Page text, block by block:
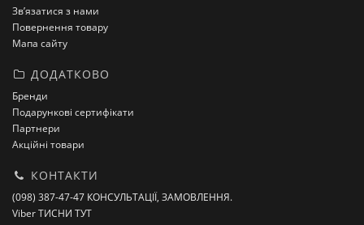
Зв’язатися з нами
Повернення товару
Мапа сайту
ДОДАТКОВО
Бренди
Подарункові сертифікати
Партнери
Акційні товари
КОНТАКТИ
(098) 387-47-47 КОНСУЛЬТАЦІЇ, ЗАМОВЛЕННЯ.
Viber ТИСНИ ТУТ